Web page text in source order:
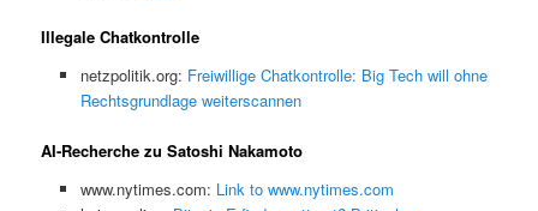
Illegale Chatkontrolle
netzpolitik.org: Freiwillige Chatkontrolle: Big Tech will ohne
Rechtsgrundlage weiterscannen
AI-Recherche zu Satoshi Nakamoto
www.nytimes.com: Link to www.nytimes.com